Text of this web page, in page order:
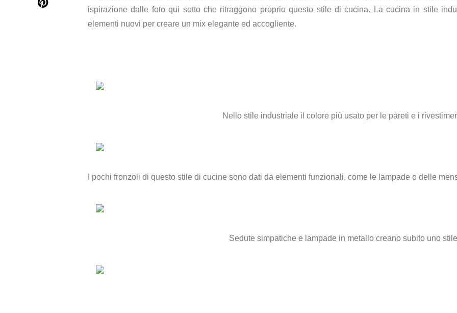
ispirazione dalle foto qui sotto che ritraggono proprio questo stile di cucina. La cucina in stile
elementi nuovi per creare un mix elegante ed accogliente.
Nello stile industriale il colore più usato per le pareti e i
I pochi fronzoli di questo stile di cucine sono dati da elementi funzionali, come le lampade o delle
Sedute simpatiche e lampade in metallo creano subito uno